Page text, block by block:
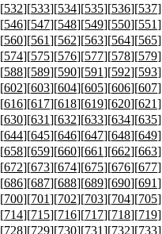
[532][533][534][535][536][537
[546][547][548][549][550][551
[560][561][562][563][564][565
[574][575][576][577][578][579
[588][589][590][591][592][593
[602][603][604][605][606][607
[616][617][618][619][620][621
[630][631][632][633][634][635
[644][645][646][647][648][649
[658][659][660][661][662][663
[672][673][674][675][676][677
[686][687][688][689][690][691
[700][701][702][703][704][705
[714][715][716][717][718][719
[728][729][730][731][732][733